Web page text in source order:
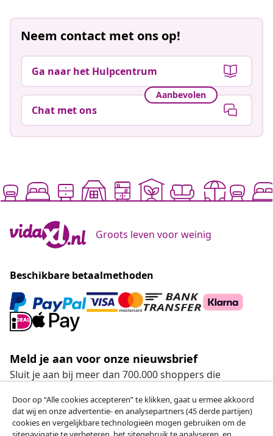
Neem contact met ons op!
Ga naar het Hulpcentrum
Aanbevolen
Chat met ons
Groots leven voor weinig
Beschikbare betaalmethoden
Meld je aan voor onze nieuwsbrief
Sluit je aan bij meer dan 700.000 shoppers die
artikelen van vidaXL ontvangen.
Onze sociale media
Door op “Alle cookies accepteren” te klikken, gaat u ermee akkoord
dat wij en onze advertentie- en analysepartners (45 derde partijen)
cookies en vergelijkbare technologieën mogen gebruiken om de